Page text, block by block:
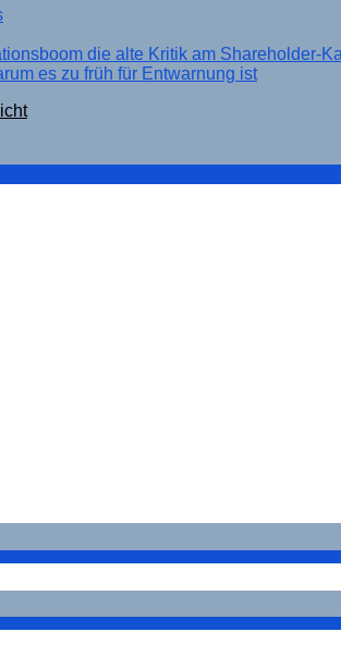
die alte Kritik am Shareholder-
es zu früh für Entwarnung ist